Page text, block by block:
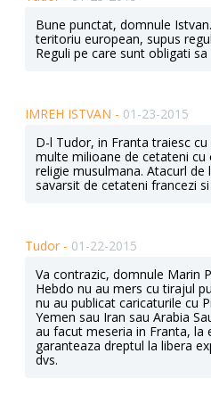
Bune punctat, domnule
teritoriu european, supus
Reguli pe care sunt obligati sa
IMREH ISTVAN - 01-23-2015
D-l Tudor, in Franta traiesc
multe milioane de cetateni cu
religie musulmana. Atacurl
savarsit de cetateni francezi
Tudor - 01-22-2015
Va contrazic, domnule Marin
Hebdo nu au mers cu tirajul
nu au publicat caricaturile cu
Yemen sau Iran sau Arabia
au facut meseria in Franta, la
garanteaza dreptul la libera
dvs.